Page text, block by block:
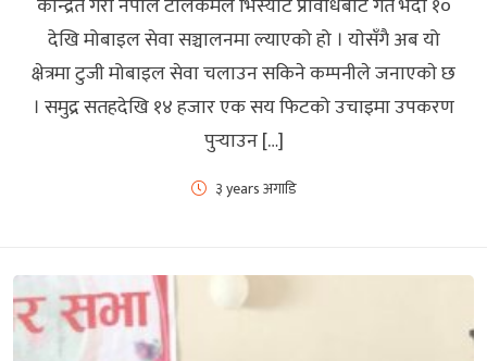
देखि मोबाइल सेवा सञ्चालनमा ल्याएको हो । याेसँगै अब यो
क्षेत्रमा टुजी मोबाइल सेवा चलाउन सकिने कम्पनीले जनाएकाे छ
। समुद्र सतहदेखि १४ हजार एक सय फिटको उचाइमा उपकरण
पुऱ्याउन […]
३ years अगाडि